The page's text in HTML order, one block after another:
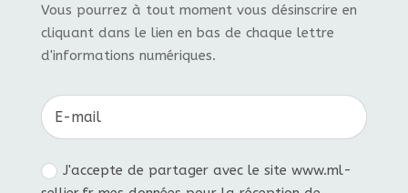
Vous pourrez à tout moment vous désinscrire en
cliquant dans le lien en bas de chaque lettre
d'informations numériques.
J'accepte de partager avec le site www.ml-